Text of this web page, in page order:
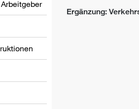
Ergänzung: